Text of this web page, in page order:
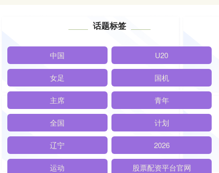
话题标签
中国 U20
女足 国机
主席 青年
全国 计划
辽宁 2026
运动 股票配资平台官网